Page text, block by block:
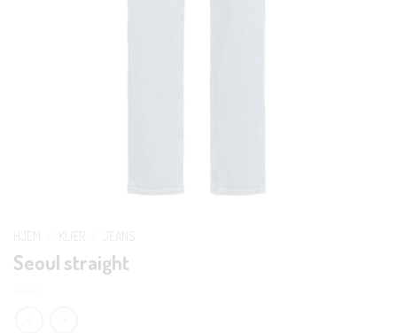
Seoul straight